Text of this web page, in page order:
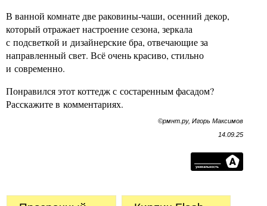
В ванной комнате две раковины-чаши, осенний декор,
который отражает настроение сезона, зеркала
с подсветкой и дизайнерские бра, отвечающие за
направленный свет. Всё очень красиво, стильно
и современно.
Понравился этот коттедж с состаренным фасадом?
Расскажите в комментариях.
©рмнт.ру, Игорь Максимов
14.09.25